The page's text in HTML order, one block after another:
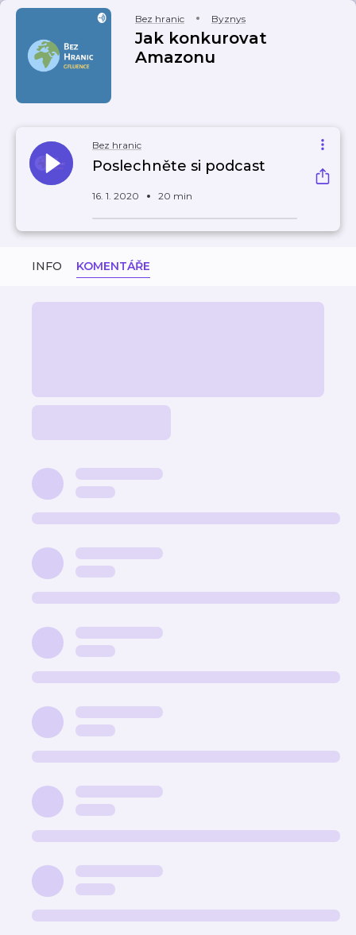
Bez hranic Byznys
Jak konkurovat
Amazonu
Bez hranic
Poslechněte si podcast
16. 1. 2020 20 min
INFO KOMENTÁŘE